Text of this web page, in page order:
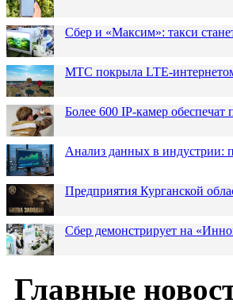
Сбер и «Максим»: такси
МТС покрыла LTE-интернетом
Более 600 IP-камер
Анализ данных в индустрии:
Предприятия Курганской
Сбер демонстрирует на
Главные